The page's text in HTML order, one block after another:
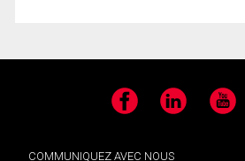
Facebook LinkedIn YouTube
COMMUNIQUEZ AVEC NOUS